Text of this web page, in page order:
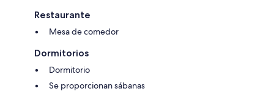
Restaurante
Mesa de comedor
Dormitorios
Dormitorio
Se proporcionan sábanas